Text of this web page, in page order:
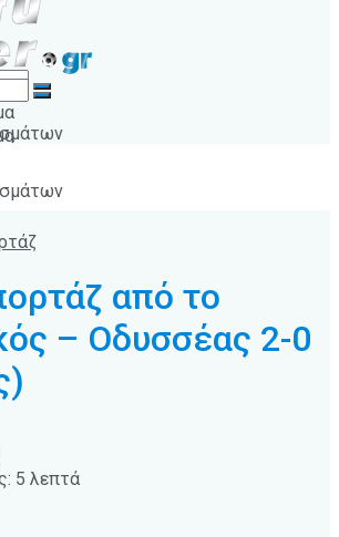
από το
– Οδυσσέας 2-0
5 λεπτά